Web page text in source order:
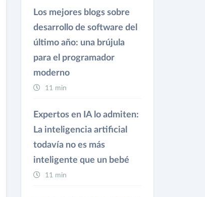
Los mejores blogs sobre
desarrollo de software del
último año: una brújula
para el programador
moderno
11 min
Expertos en IA lo admiten:
La inteligencia artificial
todavía no es más
inteligente que un bebé
11 min